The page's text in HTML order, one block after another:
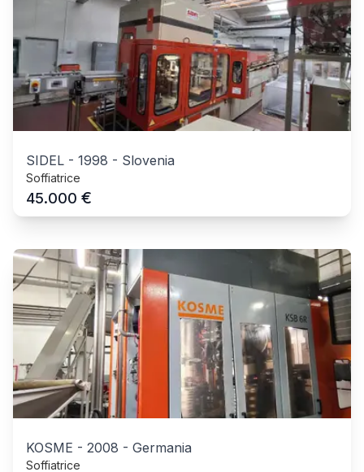
SIDEL - 1998 - Slovenia
Soffiatrice
45.000 €
KOSME - 2008 - Germania
Soffiatrice